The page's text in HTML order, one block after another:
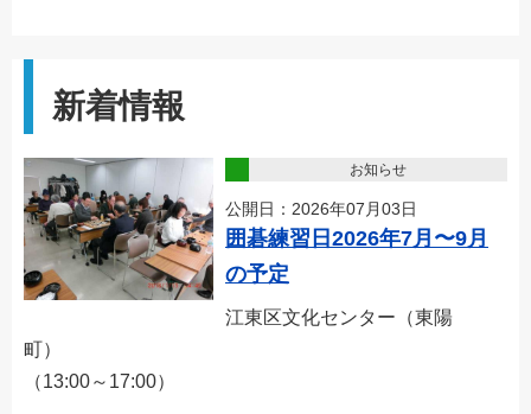
新着情報
お知らせ
公開日：2026年07月03日
囲碁練習日2026年7月〜9月
の予定
江東区文化センター（東陽
町）
（13:00～17:00）